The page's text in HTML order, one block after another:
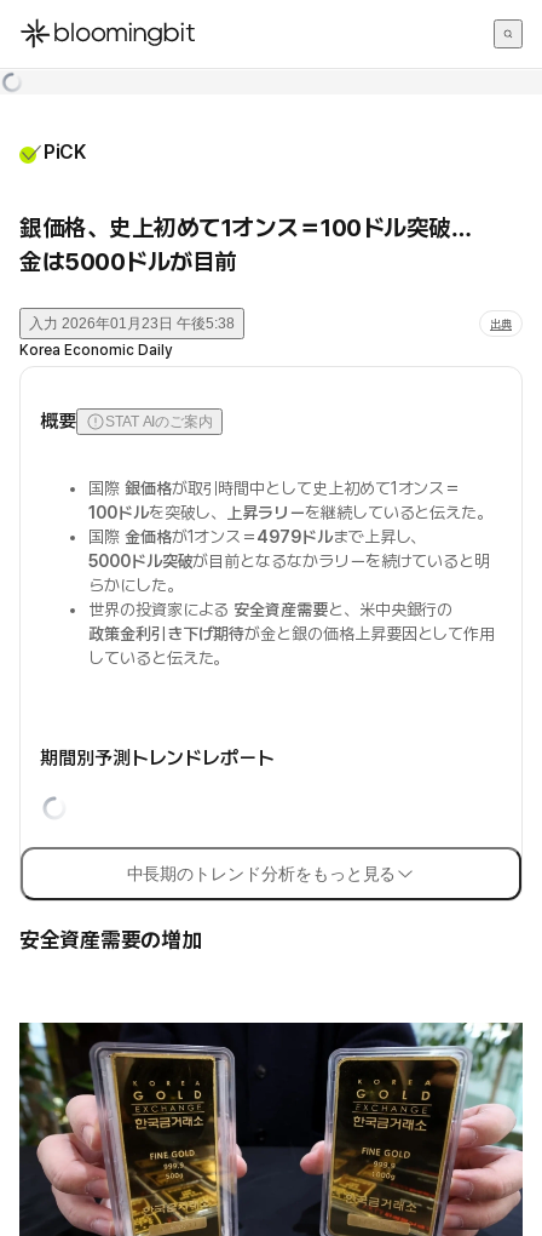
한국어
PiCK
銀価格、史上初めて1オンス＝100ドル突破…
金は5000ドルが目前
入力 2026年01月23日 午後5:38 出典
Korea Economic Daily
概要 STAT AIのご案内
国際 銀価格が取引時間中として史上初めて1オンス＝
100ドルを突破し、 上昇ラリーを継続していると伝えた。
国際 金価格が1オンス＝4979ドルまで上昇し、
5000ドル突破が目前となるなかラリーを続けていると明
らかにした。
世界の投資家による 安全資産需要と、米中央銀行の
政策金利引き下げ期待が金と銀の価格上昇要因として作用
していると伝えた。
期間別予測トレンドレポート
中長期のトレンド分析をもっと見る
安全資産需要の増加